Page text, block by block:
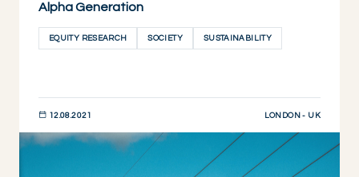
Alpha Generation
EQUITY RESEARCH SOCIETY SUSTAINABILITY
12.08.2021 LONDON - UK
DESCUBRIR AHORA